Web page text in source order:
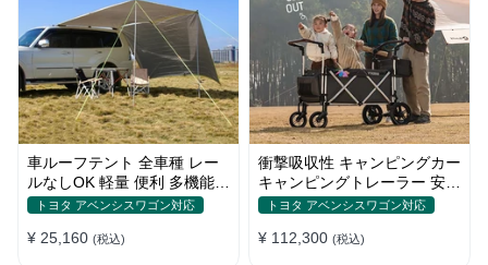
車ルーフテント 全車種 レー
ルなしOK 軽量 便利 多機能
日除け 防水 頑丈 夏ドライブ
トヨタ アベンシスワゴン対応
¥ 25,160 (税込)
衝撃吸収性 キャンピングカー
キャンピングトレーラー 安全
性 簡単収納 大容量 ベビーカ
トヨタ アベンシスワゴン対応
¥ 112,300 (税込)